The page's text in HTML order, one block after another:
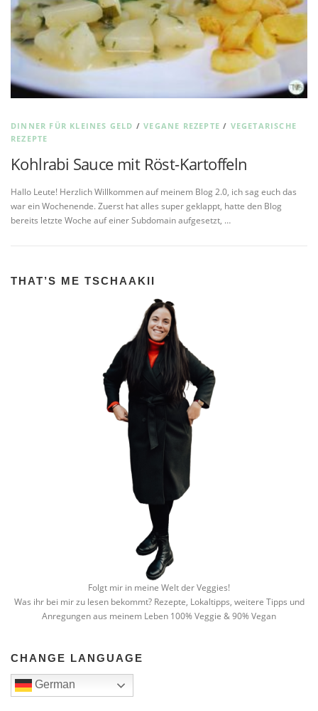
DINNER FÜR KLEINES GELD /VEGANE REZEPTE / VEGETARISCHE
REZEPTE
Kohlrabi Sauce mit Röst-Kartoffeln
Hallo Leute! Herzlich Willkommen auf meinem Blog 2.0, ich sag euch das
war ein Wochenende. Zuerst hat alles super geklappt, hatte den Blog
bereits letzte Woche auf einer Subdomain aufgesetzt, …
THAT’S ME TSCHAAKII
Folgt mir in meine Welt der Veggies!
Was ihr bei mir zu lesen bekommt? Rezepte, Lokaltipps, weitere Tipps und
Anregungen aus meinem Leben 100% Veggie & 90% Vegan
CHANGE LANGUAGE
German